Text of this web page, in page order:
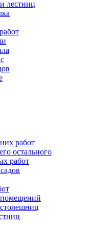
лестниц
работ
остального
работ